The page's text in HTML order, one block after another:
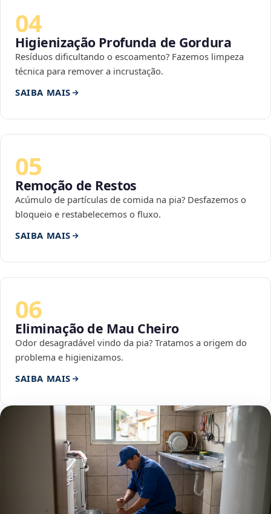
04
Higienização Profunda de Gordura
Resíduos dificultando o escoamento? Fazemos limpeza
técnica para remover a incrustação.
SAIBA MAIS
05
Remoção de Restos
Acúmulo de partículas de comida na pia? Desfazemos o
bloqueio e restabelecemos o fluxo.
SAIBA MAIS
06
Eliminação de Mau Cheiro
Odor desagradável vindo da pia? Tratamos a origem do
problema e higienizamos.
SAIBA MAIS